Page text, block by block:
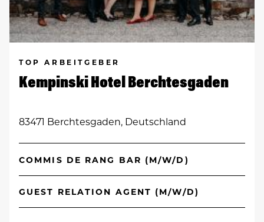
TOP ARBEITGEBER
Kempinski Hotel Berchtesgaden
83471 Berchtesgaden, Deutschland
COMMIS DE RANG BAR (M/W/D)
GUEST RELATION AGENT (M/W/D)